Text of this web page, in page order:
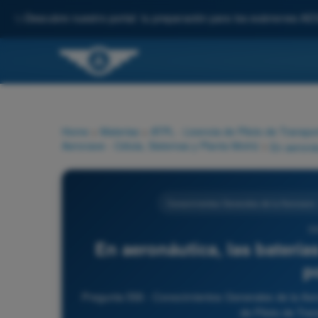
Descubre nuestro portal: tu preparación para los exámenes
Home Materias ATPL - Licencia de Piloto de
Aeronave - Célula, Sistemas y Planta Motriz
En aeronáutica, las
Pregunta 556 - Conocimientos Generales de la
de Piloto de